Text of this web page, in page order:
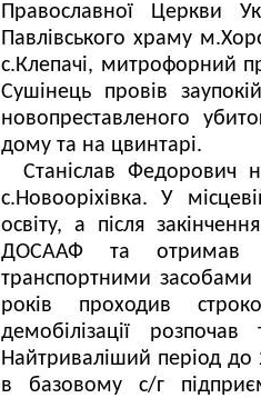
Православної Церкви
Павлівського храму
с.Клепачі, митрофорний
Сушінець провів
новопреставленого
дому та на цвинтарі.
Станіслав Федорович
с.Новооріхівка. У
освіту, а після
ДОСААФ та отримав
транспортними засобами
років проходив
демобілізації
Найтриваліший період до
в базовому с/г